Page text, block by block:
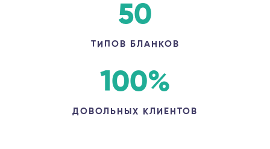
50
ТИПОВ БЛАНКОВ
100%
ДОВОЛЬНЫХ КЛИЕНТОВ